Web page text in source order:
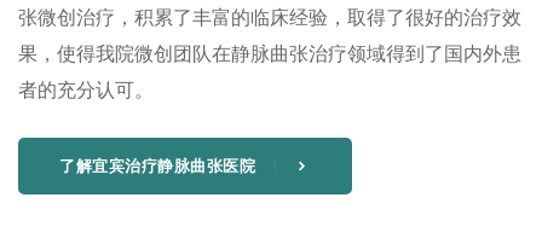
张微创治疗，积累了丰富的临床经验，取得了很好的治疗效
果，使得我院微创团队在静脉曲张治疗领域得到了国内外患
者的充分认可。
了解宜宾治疗静脉曲张医院